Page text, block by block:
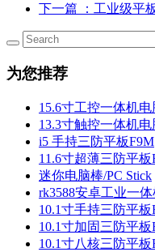
下一篇
：工业级平
为您推荐
15.6寸工控一体机电
13.3寸触控一体机电
i5 手持三防平板F9M
11.6寸超薄三防平板
迷你电脑棒/PC Stick
rk3588安卓工业一
10.1寸手持三防平板
10.1寸加固三防平板
10.1寸八核三防平板